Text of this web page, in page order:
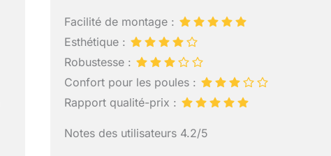
Facilité de montage :
Esthétique :
Robustesse :
Confort pour les poules :
Rapport qualité-prix :
Notes des utilisateurs 4.2/5